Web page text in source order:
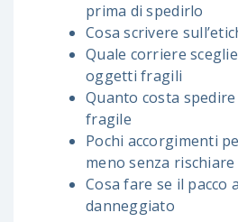
prima di spedirlo
Cosa scrivere
Quale corriere
oggetti fragili
Quanto costa
fragile
Pochi accorgimenti
meno senza rischiare
Cosa fare se il pacco
danneggiato